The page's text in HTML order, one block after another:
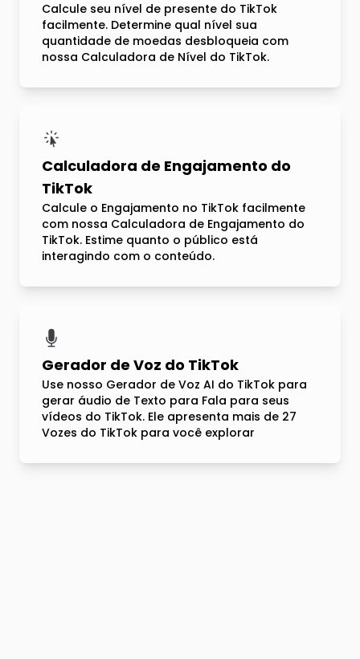
Calcule seu nível de presente do TikTok
facilmente. Determine qual nível sua
quantidade de moedas desbloqueia com
nossa Calculadora de Nível do TikTok.
Calculadora de Engajamento do
TikTok
Calcule o Engajamento no TikTok facilmente
com nossa Calculadora de Engajamento do
TikTok. Estime quanto o público está
interagindo com o conteúdo.
Gerador de Voz do TikTok
Use nosso Gerador de Voz AI do TikTok para
gerar áudio de Texto para Fala para seus
vídeos do TikTok. Ele apresenta mais de 27
Vozes do TikTok para você explorar